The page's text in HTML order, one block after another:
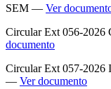
SEM — Ver
Circular Ext 056-2026
documento
Circular Ext 057-2026
— Ver documento